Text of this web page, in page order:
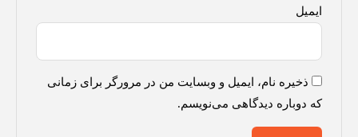
ایمیل
ذخیره نام، ایمیل و وبسایت من در مرورگر برای زمانی
که دوباره دیدگاهی می‌نویسم.